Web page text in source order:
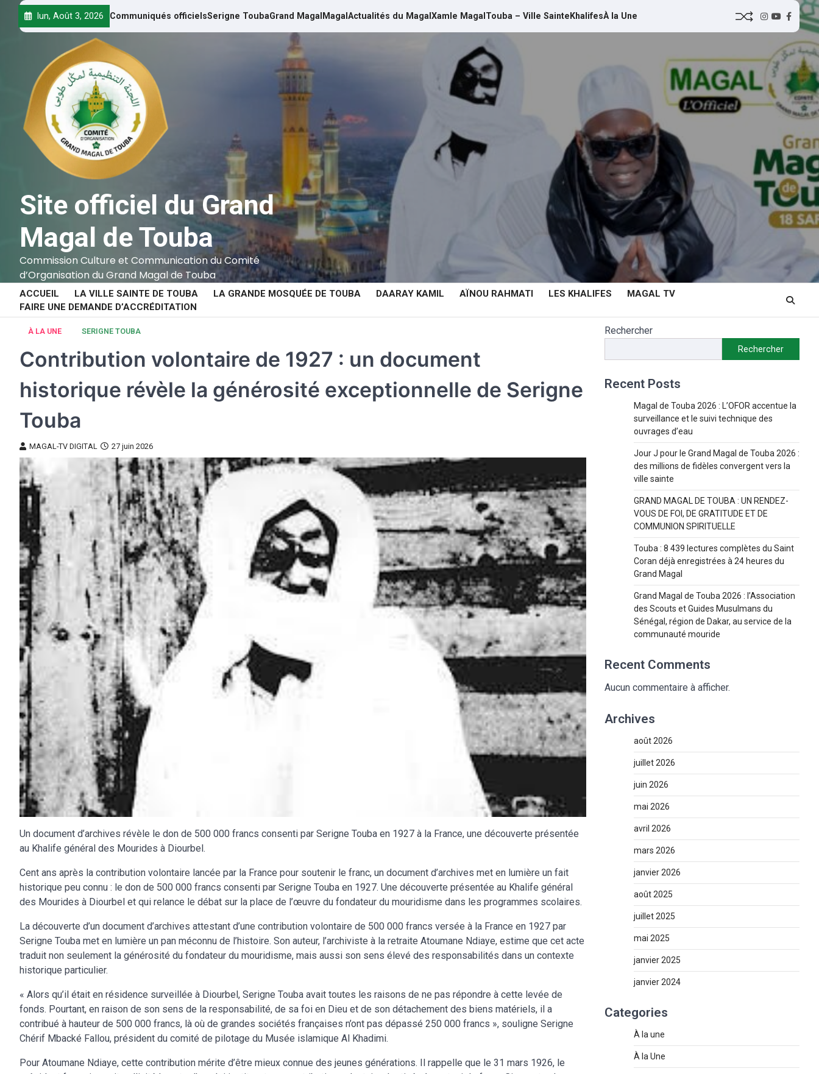
lun, Août 3, 2026 Communiqués officielsSerigne ToubaGrand Magal Magal Actualités du Magal Xamle Magal Touba – Ville Sainte KhalifesÀ la Une
Site officiel du Grand
Magal de Touba
Commission Culture et Communication du Comité
d’Organisation du Grand Magal de Touba
ACCUEIL LA VILLE SAINTE DE TOUBA LA GRANDE MOSQUÉE DE TOUBA DAARAY KAMIL AÏNOU RAHMATI LES KHALIFES
MAGAL TV
FAIRE UNE DEMANDE D’ACCRÉDITATION
À LA UNE SERIGNE TOUBA
Contribution volontaire de 1927 : un document
historique révèle la générosité exceptionnelle de Serigne
Touba
MAGAL-TV DIGITAL 27 juin 2026
Un document d’archives révèle le don de 500 000 francs consenti par Serigne Touba en 1927 à la France, une découverte présentée
au Khalife général des Mourides à Diourbel.
Cent ans après la contribution volontaire lancée par la France pour soutenir le franc, un document d’archives met en lumière un fait
historique peu connu : le don de 500 000 francs consenti par Serigne Touba en 1927. Une découverte présentée au Khalife général
des Mourides à Diourbel et qui relance le débat sur la place de l’œuvre du fondateur du mouridisme dans les programmes scolaires.
La découverte d’un document d’archives attestant d’une contribution volontaire de 500 000 francs versée à la France en 1927 par
Serigne Touba met en lumière un pan méconnu de l’histoire. Son auteur, l’archiviste à la retraite Atoumane Ndiaye, estime que cet acte
traduit non seulement la générosité du fondateur du mouridisme, mais aussi son sens élevé des responsabilités dans un contexte
historique particulier.
« Alors qu’il était en résidence surveillée à Diourbel, Serigne Touba avait toutes les raisons de ne pas répondre à cette levée de
fonds. Pourtant, en raison de son sens de la responsabilité, de sa foi en Dieu et de son détachement des biens matériels, il a
contribué à hauteur de 500 000 francs, là où de grandes sociétés françaises n’ont pas dépassé 250 000 francs », souligne Serigne
Chérif Mbacké Fallou, président du comité de pilotage du Musée islamique Al Khadimi.
Pour Atoumane Ndiaye, cette contribution mérite d’être mieux connue des jeunes générations. Il rappelle que le 31 mars 1926, le
Rechercher
Rechercher
Recent Posts
Magal de Touba 2026 : L’OFOR accentue la
surveillance et le suivi technique des
ouvrages d’eau
Jour J pour le Grand Magal de Touba 2026 :
des millions de fidèles convergent vers la
ville sainte
GRAND MAGAL DE TOUBA : UN RENDEZ-
VOUS DE FOI, DE GRATITUDE ET DE
COMMUNION SPIRITUELLE
Touba : 8 439 lectures complètes du Saint
Coran déjà enregistrées à 24 heures du
Grand Magal
Grand Magal de Touba 2026 : l’Association
des Scouts et Guides Musulmans du
Sénégal, région de Dakar, au service de la
communauté mouride
Recent Comments
Aucun commentaire à afficher.
Archives
août 2026
juillet 2026
juin 2026
mai 2026
avril 2026
mars 2026
janvier 2026
août 2025
juillet 2025
mai 2025
janvier 2025
janvier 2024
Categories
À la une
À la Une